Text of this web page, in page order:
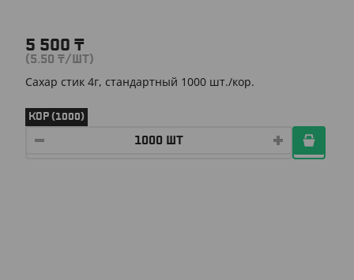
5 500 ₸
(5.50 ₸/ШТ)
Сахар стик 4г, стандартный 1000 шт./кор.
КОР (1000)